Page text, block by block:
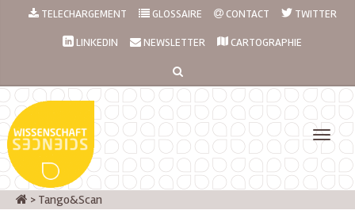
TELECHARGEMENT GLOSSAIRE CONTACT TWITTER
LINKEDIN NEWSLETTER CARTOGRAPHIE
> Tango&Scan